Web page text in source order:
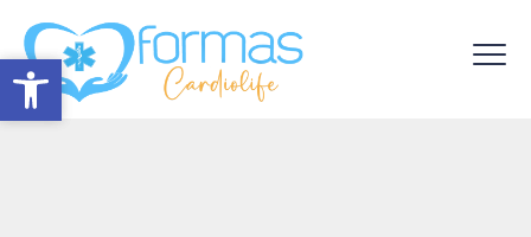
Abrir barra de herramientas
Abrir barra de herramientas